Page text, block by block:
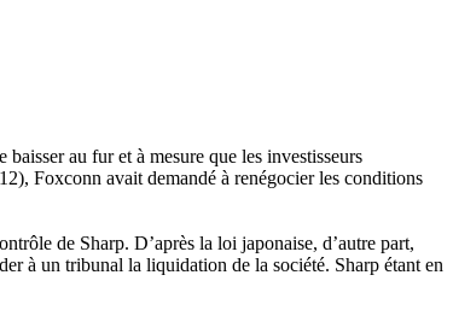
au fur et à mesure que les investisseurs
Foxconn avait demandé à renégocier les conditions
de Sharp. D’après la loi japonaise, d’autre part,
à un tribunal la liquidation de la société. Sharp étant en